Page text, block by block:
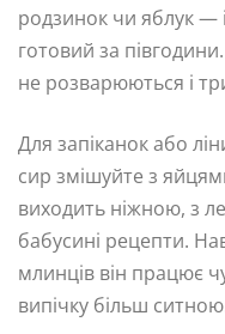
родзинок чи яблук —
готовий за
не розварюються і
Для запіканок або
сир змішуйте з
виходить ніжною, з
бабусині рецепти.
млинців він працює
випічку більш